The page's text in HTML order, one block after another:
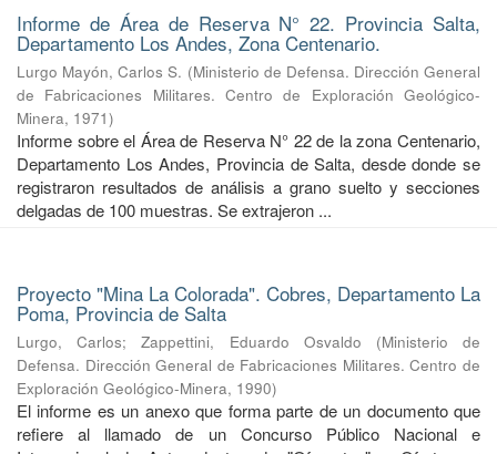
Informe de Área de Reserva N° 22. Provincia Salta,
Departamento Los Andes, Zona Centenario.
Lurgo Mayón, Carlos S. (Ministerio de Defensa. Dirección General
de Fabricaciones Militares. Centro de Exploración Geológico-
Minera, 1971)
Informe sobre el Área de Reserva N° 22 de la zona Centenario,
Departamento Los Andes, Provincia de Salta, desde donde se
registraron resultados de análisis a grano suelto y secciones
delgadas de 100 muestras. Se extrajeron ...
Proyecto "Mina La Colorada". Cobres, Departamento La
Poma, Provincia de Salta
Lurgo, Carlos;Zappettini, Eduardo Osvaldo (Ministerio de
Defensa. Dirección General de Fabricaciones Militares. Centro de
Exploración Geológico-Minera, 1990)
El informe es un anexo que forma parte de un documento que
refiere al llamado de un Concurso Público Nacional e